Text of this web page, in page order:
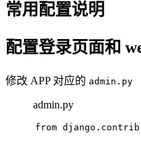
常用配置说明
配置登录页面和
修改 APP 对应的 admin.py
admin.py
from